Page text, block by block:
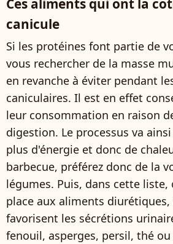
Ces aliments qui ont la
canicule
Si les protéines font partie de
vous rechercher de la masse
en revanche à éviter pendant
caniculaires. Il est en effet
leur consommation en raison
digestion. Le processus va
plus d'énergie et donc de
barbecue, préférez donc de la
légumes. Puis, dans cette
place aux aliments
favorisent les sécrétions
fenouil, asperges, persil, thé